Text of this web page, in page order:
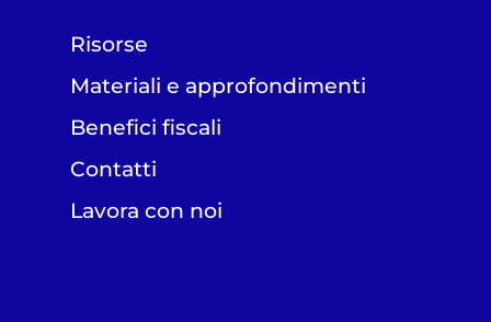
Risorse
Materiali e approfondimenti
Benefici fiscali
Contatti
Lavora con noi